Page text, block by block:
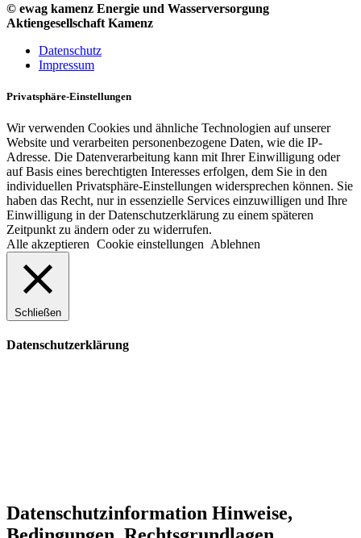
© ewag kamenz Energie und Wasserversorgung
Aktiengesellschaft Kamenz
Datenschutz
Impressum
Privatsphäre-Einstellungen
Wir verwenden Cookies und ähnliche Technologien auf unserer
Website und verarbeiten personenbezogene Daten, wie die IP-
Adresse. Die Datenverarbeitung kann mit Ihrer Einwilligung oder
auf Basis eines berechtigten Interesses erfolgen, dem Sie in den
individuellen Privatsphäre-Einstellungen widersprechen können. Sie
haben das Recht, nur in essenzielle Services einzuwilligen und Ihre
Einwilligung in der Datenschutzerklärung zu einem späteren
Zeitpunkt zu ändern oder zu widerrufen.
Alle akzeptieren Cookie einstellungen Ablehnen
Schließen
Datenschutzerklärung
Datenschutzinformation Hinweise,